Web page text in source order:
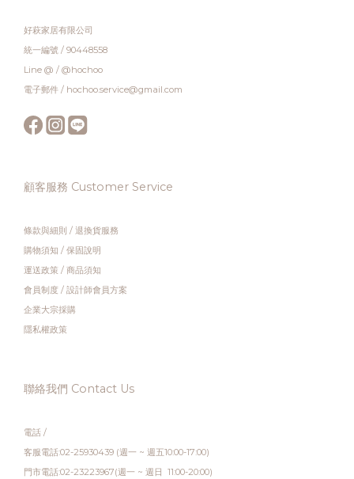
好萩家居有限公司
統一編號 / 90448558
Line @ / @hochoo
電子郵件 / hochoo.service@gmail.com
顧客服務 Customer Service
條款與細則 / 退換貨服務
購物須知 / 保固說明
運送政策 / 商品須知
會員制度 / 設計師會員方案
企業大宗採購
隱私權政策
聯絡我們 Contact Us
電話 /
客服電話:02-25930439 (週一 ~ 週五10:00-17:00)
門市電話:02-23223967(週一 ~ 週日 11:00-20:00)